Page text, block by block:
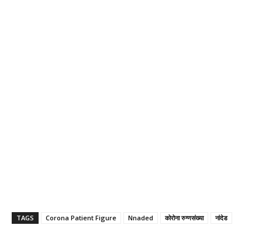
TAGS Corona Patient Figure Nnaded कोरोना रुग्णसंख्या नांदेड